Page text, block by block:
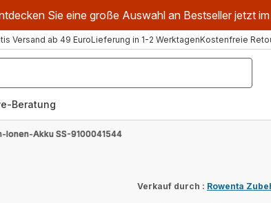
Sie eine große Auswahl an Bestseller jetzt
Versand ab 49 EuroLieferung in 1-2 WerktagenKostenfreie
Beratung
Ionen-Akku SS-9100041544
Verkauf durch : Rowenta